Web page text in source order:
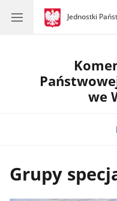
gov.pl
Jednostki
gov.pl
Jednostki
we
Grupy